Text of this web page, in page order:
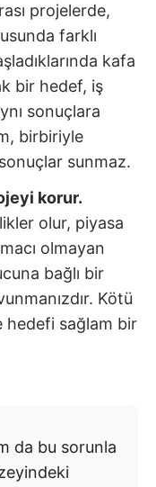
projelerde,
farklı
kafa
bir hedef, iş
sonuçlara
birbiriyle
sunmaz.
korur.
olur, piyasa
olmayan
bağlı bir
Kötü
hedefi sağlam bir
da bu sorunla